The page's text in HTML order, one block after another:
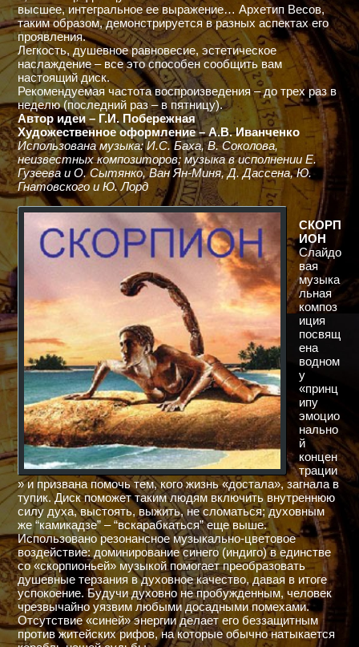
высшее, интегральное ее выражение… Архетип Весов,
таким образом, демонстрируется в разных аспектах его
проявления.
Легкость, душевное равновесие, эстетическое
наслаждение – все это способен сообщить вам
настоящий диск.
Рекомендуемая частота воспроизведения – до трех раз в
неделю (последний раз – в пятницу).
Автор идеи – Г.И. Побережная
Художественное оформление – А.В. Иванченко
Использована музыка: И.С. Баха, В. Соколова,
неизвестных композиторов; музыка в исполнении Е.
Гузеева и О. Сытянко, Ван Ян-Миня, Д. Дассена, Ю.
Гнатовского и Ю. Лорд
СКОРП
ИОН
Слайдо
вая
музыка
льная
композ
иция
посвящ
ена
водном
у
«принц
ипу
эмоцио
нально
й
концен
трации
» и призвана помочь тем, кого жизнь «достала», загнала в
тупик. Диск поможет таким людям включить внутреннюю
силу духа, выстоять, выжить, не сломаться; духовным
же “камикадзе” – “вскарабкаться” еще выше.
Использовано резонансное музыкально-цветовое
воздействие: доминирование синего (индиго) в единстве
со «скорпионьей» музыкой помогает преобразовать
душевные терзания в духовное качество, давая в итоге
успокоение. Будучи духовно не пробужденным, человек
чрезвычайно уязвим любыми досадными помехами.
Отсутствие «синей» энергии делает его беззащитным
против житейских рифов, на которые обычно натыкается